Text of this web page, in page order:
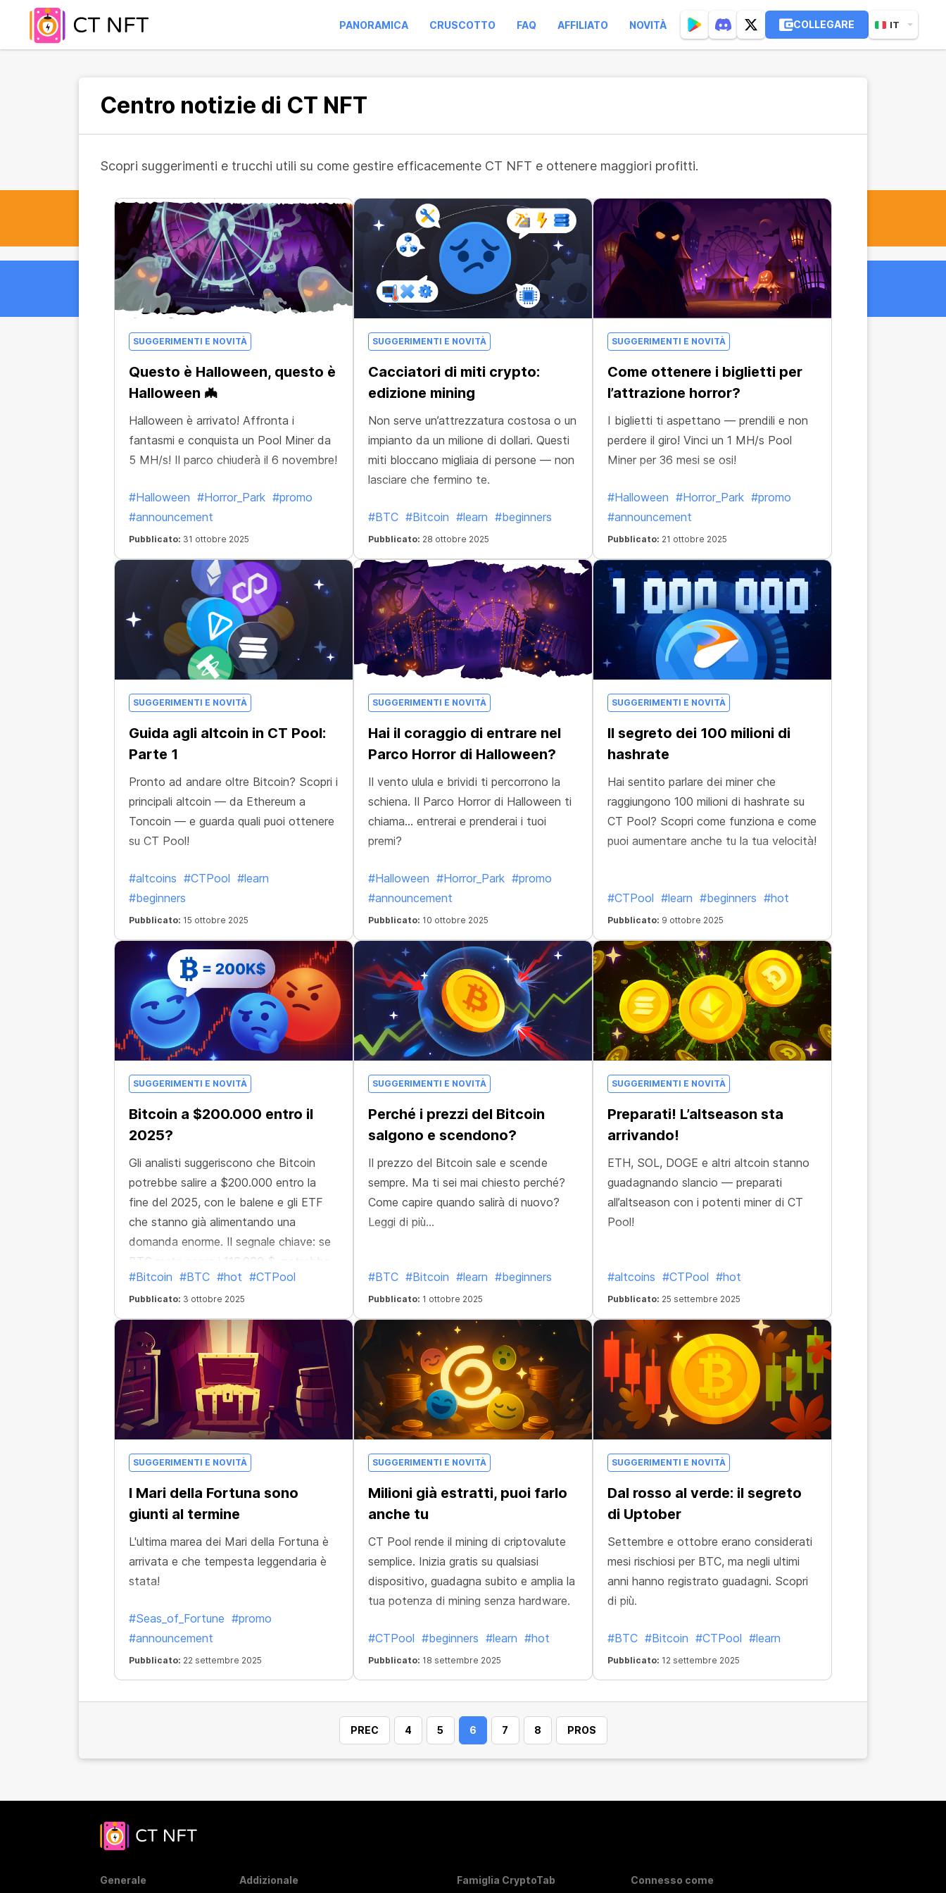
PANORAMICA CRUSCOTTO FAQ AFFILIATO NOVITÀ COLLEGARE IT
Centro notizie di CT NFT
Scopri suggerimenti e trucchi utili su come gestire efficacemente CT NFT e ottenere maggiori profitti.
SUGGERIMENTI E NOVITÀ
Questo è Halloween, questo è
Halloween 🦇
Halloween è arrivato! Affronta i
fantasmi e conquista un Pool Miner da
5 MH/s! Il parco chiuderà il 6 novembre!
#Halloween #Horror_Park #promo
#announcement
Pubblicato: 31 ottobre 2025
SUGGERIMENTI E NOVITÀ
Cacciatori di miti crypto:
edizione mining
Non serve un’attrezzatura costosa o un
impianto da un milione di dollari. Questi
miti bloccano migliaia di persone — non
lasciare che fermino te.
#BTC #Bitcoin #learn #beginners
Pubblicato: 28 ottobre 2025
SUGGERIMENTI E NOVITÀ
Come ottenere i biglietti per
l’attrazione horror?
I biglietti ti aspettano — prendili e non
perdere il giro! Vinci un 1 MH/s Pool
Miner per 36 mesi se osi!
#Halloween #Horror_Park #promo
#announcement
Pubblicato: 21 ottobre 2025
SUGGERIMENTI E NOVITÀ
Guida agli altcoin in CT Pool:
Parte 1
Pronto ad andare oltre Bitcoin? Scopri i
principali altcoin — da Ethereum a
Toncoin — e guarda quali puoi ottenere
su CT Pool!
#altcoins #CTPool #learn
#beginners
Pubblicato: 15 ottobre 2025
SUGGERIMENTI E NOVITÀ
Hai il coraggio di entrare nel
Parco Horror di Halloween?
Il vento ulula e brividi ti percorrono la
schiena. Il Parco Horror di Halloween ti
chiama… entrerai e prenderai i tuoi
premi?
#Halloween #Horror_Park #promo
#announcement
Pubblicato: 10 ottobre 2025
SUGGERIMENTI E NOVITÀ
Il segreto dei 100 milioni di
hashrate
Hai sentito parlare dei miner che
raggiungono 100 milioni di hashrate su
CT Pool? Scopri come funziona e come
puoi aumentare anche tu la tua velocità!
#CTPool #learn #beginners #hot
Pubblicato: 9 ottobre 2025
SUGGERIMENTI E NOVITÀ
Bitcoin a $200.000 entro il
2025?
Gli analisti suggeriscono che Bitcoin
potrebbe salire a $200.000 entro la
fine del 2025, con le balene e gli ETF
che stanno già alimentando una
domanda enorme. Il segnale chiave: se
BTC resta sopra i 116.000 $, potrebbe
dare il via alla prossima esplosiva bull
run.
#Bitcoin #BTC #hot #CTPool
Pubblicato: 3 ottobre 2025
SUGGERIMENTI E NOVITÀ
Perché i prezzi del Bitcoin
salgono e scendono?
Il prezzo del Bitcoin sale e scende
sempre. Ma ti sei mai chiesto perché?
Come capire quando salirà di nuovo?
Leggi di più...
#BTC #Bitcoin #learn #beginners
Pubblicato: 1 ottobre 2025
SUGGERIMENTI E NOVITÀ
Preparati! L’altseason sta
arrivando!
ETH, SOL, DOGE e altri altcoin stanno
guadagnando slancio — preparati
all’altseason con i potenti miner di CT
Pool!
#altcoins #CTPool #hot
Pubblicato: 25 settembre 2025
SUGGERIMENTI E NOVITÀ
I Mari della Fortuna sono
giunti al termine
L'ultima marea dei Mari della Fortuna è
arrivata e che tempesta leggendaria è
stata!
#Seas_of_Fortune #promo
#announcement
Pubblicato: 22 settembre 2025
SUGGERIMENTI E NOVITÀ
Milioni già estratti, puoi farlo
anche tu
CT Pool rende il mining di criptovalute
semplice. Inizia gratis su qualsiasi
dispositivo, guadagna subito e amplia la
tua potenza di mining senza hardware.
#CTPool #beginners #learn #hot
Pubblicato: 18 settembre 2025
SUGGERIMENTI E NOVITÀ
Dal rosso al verde: il segreto
di Uptober
Settembre e ottobre erano considerati
mesi rischiosi per BTC, ma negli ultimi
anni hanno registrato guadagni. Scopri
di più.
#BTC #Bitcoin #CTPool #learn
Pubblicato: 12 settembre 2025
PREC 4 5 6 7 8 PROS
Generale Addizionale Famiglia CryptoTab Connesso come